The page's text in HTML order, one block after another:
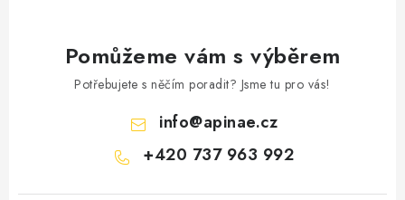
Pomůžeme vám s výběrem
Potřebujete s něčím poradit? Jsme tu pro vás!
info@apinae.cz
+420 737 963 992